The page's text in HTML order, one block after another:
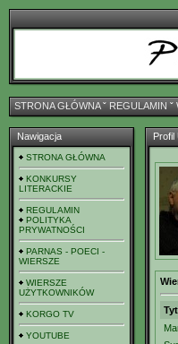
STRONA GŁÓWNAˇ REGULAMIN ˇ
Nawigacja
STRONA GŁÓWNA
KONKURSY
LITERACKIE
REGULAMIN
POLITYKA
PRYWATNOŚCI
PARNAS - POECI -
WIERSZE
WIERSZE
UŻYTKOWNIKÓW
KORGO TV
YOUTUBE
Profil